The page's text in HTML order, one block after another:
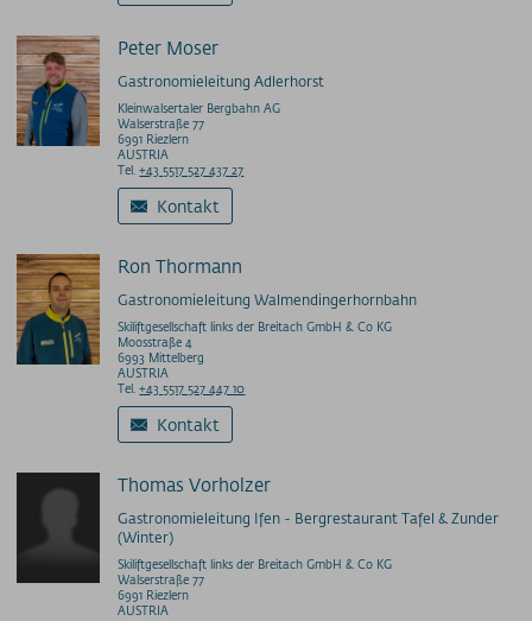
Peter Moser
Gastronomieleitung Adlerhorst
Kleinwalsertaler Bergbahn AG
Walserstraße 77
6991 Riezlern
AUSTRIA
Tel.+43 5517 527 437 27
Kontakt
Ron Thormann
Gastronomieleitung Walmendingerhornbahn
Skiliftgesellschaft links der Breitach GmbH & Co KG
Moosstraße 4
6993 Mittelberg
AUSTRIA
Tel.+43 5517 527 447 10
Kontakt
Thomas Vorholzer
Gastronomieleitung Ifen - Bergrestaurant Tafel & Zunder
(Winter)
Skiliftgesellschaft links der Breitach GmbH & Co KG
Walserstraße 77
6991 Riezlern
AUSTRIA